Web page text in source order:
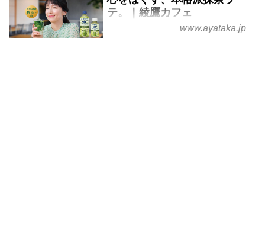
テ。｜綾鷹カフェ
綾鷹カフェの公式サイトです。製
www.ayataka.jp